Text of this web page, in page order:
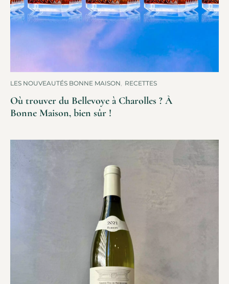
LES NOUVEAUTÉS BONNE MAISON RECETTES
Où trouver du Bellevoye à Charolles ? À
Bonne Maison, bien sûr !